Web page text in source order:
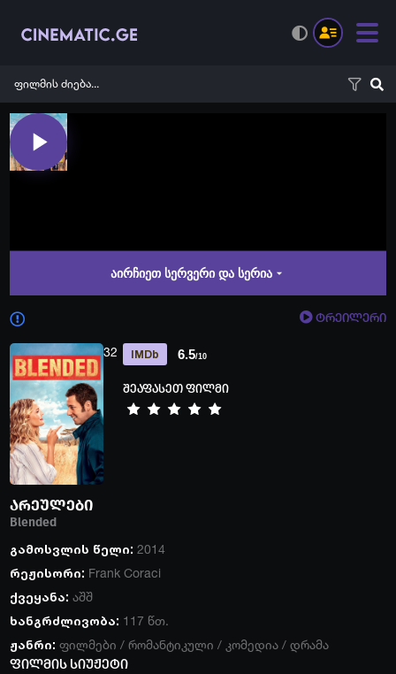
აირჩიეთ სერვერი და სერია
ტრეილერი
IMDb 6.5/10
შეაფასეთ ფილმი
32
არეულები
Blended
გამოსვლის წელი: 2014
რეჟისორი: Frank Coraci
ქვეყანა: აშშ
ხანგრძლივობა: 117 წთ.
ჟანრი: ფილმები / რომანტიკული / კომედია/ დრამა
ფილმის სიუჟეტი